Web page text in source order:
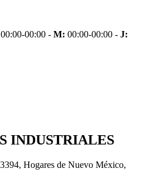
00:00-00:00 - M: 00:00-00:00 - J:
INDUSTRIALES
Hogares de Nuevo México,